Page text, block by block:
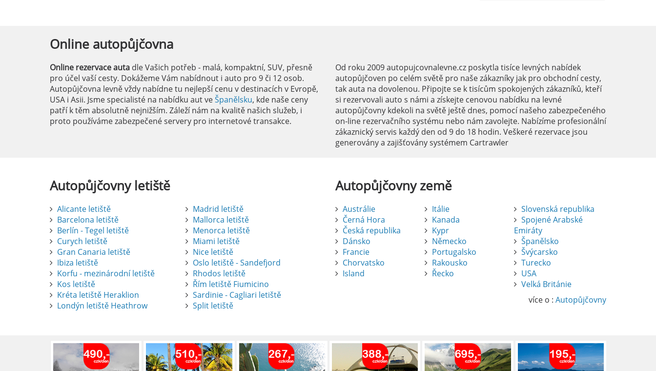
Online autopůjčovna
Online rezervace auta dle Vašich potřeb - malá, kompaktní, SUV, přesně
pro účel vaší cesty. Dokážeme Vám nabídnout i auto pro 9 či 12 osob.
Autopůjčovna levně vždy nabídne tu nejlepší cenu v destinacích v Evropě,
USA i Asii. Jsme specialisté na nabídku aut veŠpanělsku, kde naše ceny
patří k těm absolutně nejnižším. Záleží nám na kvalitě našich služeb, i
proto používáme zabezpečené servery pro internetové transakce.
Od roku 2009 autopujcovnalevne.cz poskytla tisíce levných nabídek
autopůjčoven po celém světě pro naše zákazníky jak pro obchodní cesty,
tak auta na dovolenou. Připojte se k tisícům spokojených zákazníků, kteří
si rezervovali auto s námi a získejte cenovou nabídku na levné
autopůjčovny kdekoli na světě ještě dnes, pomocí našeho zabezpečeného
on-line rezervačního systému nebo nám zavolejte. Nabízíme profesionální
zákaznický servis každý den od 9 do 18 hodin. Veškeré rezervace jsou
generovány a zajišťovány systémem Cartrawler
Autopůjčovnyletiště
Alicante letiště
Barcelona letiště
Berlín - Tegel letiště
Curych letiště
Gran Canaria letiště
Ibiza letiště
Korfu - mezinárodní letiště
Kos letiště
Kréta letiště Heraklion
Londýn letiště Heathrow
Madrid letiště
Mallorca letiště
Menorca letiště
Miami letiště
Nice letiště
Oslo letiště - Sandefjord
Rhodos letiště
Řím letiště Fiumicino
Sardinie - Cagliari letiště
Split letiště
Autopůjčovnyzemě
Austrálie
Černá Hora
Česká republika
Dánsko
Francie
Chorvatsko
Island
Itálie
Kanada
Kypr
Německo
Portugalsko
Rakousko
Řecko
Slovenská republika
Spojené Arabské
Emiráty
Španělsko
Švýcarsko
Turecko
USA
Velká Británie
více o : Autopůjčovny
Pronájem auta na letišti Alicante
Půjčení auta na letišti v Alicante je výborný způsob, jak pohodlně
číst :
celý článek